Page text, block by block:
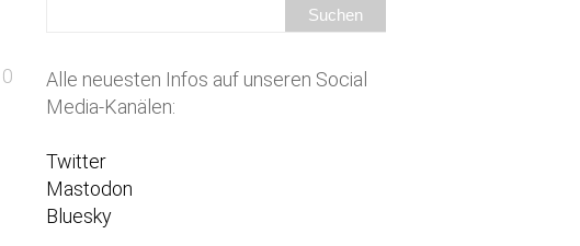
0
Alle neuesten Infos auf unseren Social
Media-Kanälen:
Twitter
Mastodon
Bluesky